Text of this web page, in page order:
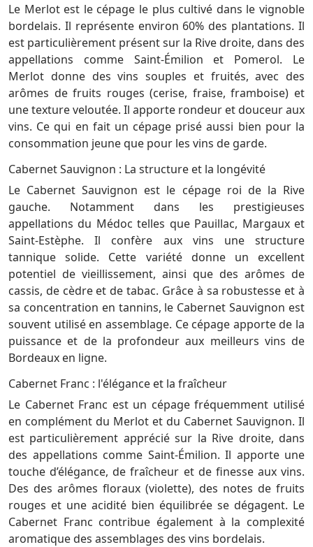
Le Merlot est le cépage le plus cultivé dans le vignoble
bordelais. Il représente environ 60% des plantations. Il
est particulièrement présent sur la Rive droite, dans des
appellations comme Saint-Émilion et Pomerol. Le
Merlot donne des vins souples et fruités, avec des
arômes de fruits rouges (cerise, fraise, framboise) et
une texture veloutée. Il apporte rondeur et douceur aux
vins. Ce qui en fait un cépage prisé aussi bien pour la
consommation jeune que pour les vins de garde.
Cabernet Sauvignon : La structure et la longévité
Le Cabernet Sauvignon est le cépage roi de la Rive
gauche. Notamment dans les prestigieuses
appellations du Médoc telles que Pauillac, Margaux et
Saint-Estèphe. Il confère aux vins une structure
tannique solide. Cette variété donne un excellent
potentiel de vieillissement, ainsi que des arômes de
cassis, de cèdre et de tabac. Grâce à sa robustesse et à
sa concentration en tannins, le Cabernet Sauvignon est
souvent utilisé en assemblage. Ce cépage apporte de la
puissance et de la profondeur aux meilleurs vins de
Bordeaux en ligne.
Cabernet Franc : l'élégance et la fraîcheur
Le Cabernet Franc est un cépage fréquemment utilisé
en complément du Merlot et du Cabernet Sauvignon. Il
est particulièrement apprécié sur la Rive droite, dans
des appellations comme Saint-Émilion. Il apporte une
touche d’élégance, de fraîcheur et de finesse aux vins.
Des des arômes floraux (violette), des notes de fruits
rouges et une acidité bien équilibrée se dégagent. Le
Cabernet Franc contribue également à la complexité
aromatique des assemblages des vins bordelais.